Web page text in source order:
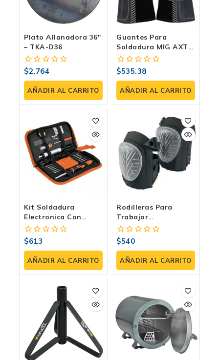
Plato Allanadora 36″
– TKA-D36
0
fuera
de
5
$2,764
AÑADIR AL CARRITO
Guantes Para
Soldadura MIG AXT-
GP073-M
0
fuera
de
5
$535.38
AÑADIR AL CARRITO
Kit Soldadura
Electronica Con
Cautín Regulable De
25W – Truper CAU-
25ERK
0
fuera
de
5
$613
AÑADIR AL CARRITO
Rodilleras Para
Trabajar
Profesionales De PVC
Acolchadas Para
Soldadores,
Mecánicos Y Trabajos
0
fuera
de
5
$540
AÑADIR AL CARRITO